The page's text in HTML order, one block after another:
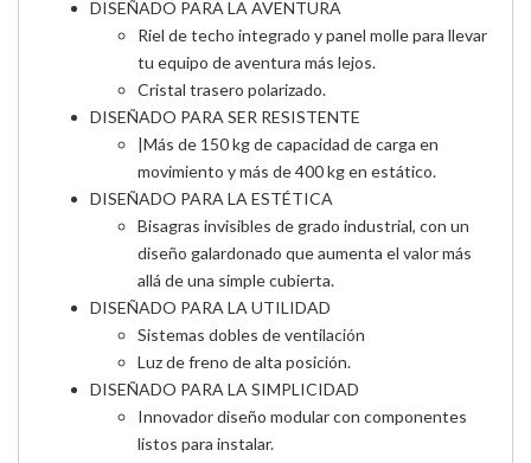
DISEÑADO PARA LA AVENTURA
Riel de techo integrado y panel molle para llevar
tu equipo de aventura más lejos.
Cristal trasero polarizado.
DISEÑADO PARA SER RESISTENTE
|Más de 150 kg de capacidad de carga en
movimiento y más de 400 kg en estático.
DISEÑADO PARA LA ESTÉTICA
Bisagras invisibles de grado industrial, con un
diseño galardonado que aumenta el valor más
allá de una simple cubierta.
DISEÑADO PARA LA UTILIDAD
Sistemas dobles de ventilación
Luz de freno de alta posición.
DISEÑADO PARA LA SIMPLICIDAD
Innovador diseño modular con componentes
listos para instalar.